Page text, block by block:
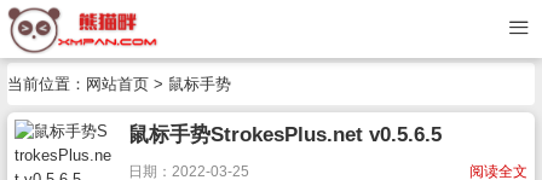
当前位置： 网站首页 > 鼠标手势
鼠标手势StrokesPlus.net v0.5.6.5
阅读全文
日期：2022-03-25